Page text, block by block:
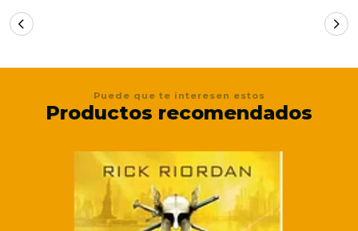
Puede que te interesen estos
Productos recomendados